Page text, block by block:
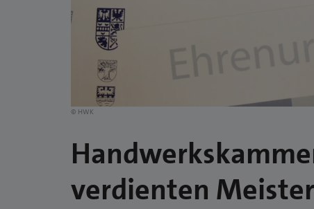
© HWK
verdienten